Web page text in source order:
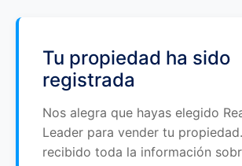
Tu propiedad ha sido
registrada
Nos alegra que hayas elegido
Leader para vender tu
recibido toda la información